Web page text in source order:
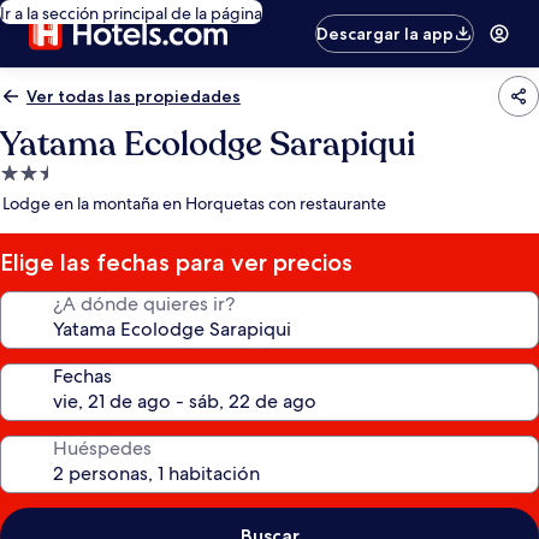
Ir a la sección principal de la página
Descargar la app
Ver todas las propiedades
Yatama Ecolodge Sarapiqui
Propiedad
de
estrellas
Lodge en la montaña en Horquetas con restaurante
Elige las fechas para ver precios
¿A dónde quieres ir?
Fechas
Huéspedes